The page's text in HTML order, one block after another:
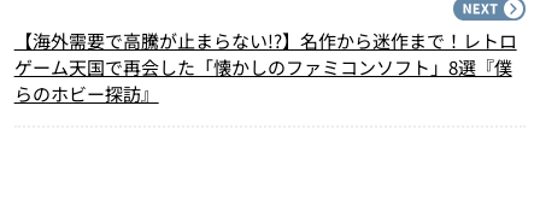
【海外需要で高騰が止まらない!?】名作から迷作まで！レトロ
ゲーム天国で再会した「懐かしのファミコンソフト」8選『僕
らのホビー探訪』